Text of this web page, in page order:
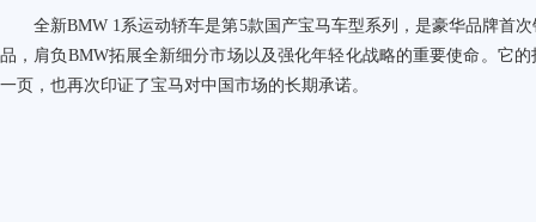
全新BMW 1系运动轿车是第5款国产宝马车型系列，是豪华品牌首
品，肩负 BMW拓展全新细分市场以及强化年轻化战略的重要使命。它
一页，也再次印证了宝马对中国市场的长期承诺。